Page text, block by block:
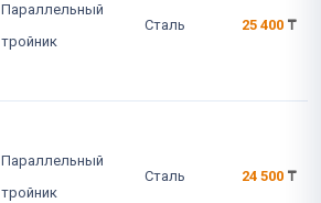
Параллельный
тройник
Сталь 25 400 ₸
Параллельный
тройник
Сталь 24 500 ₸